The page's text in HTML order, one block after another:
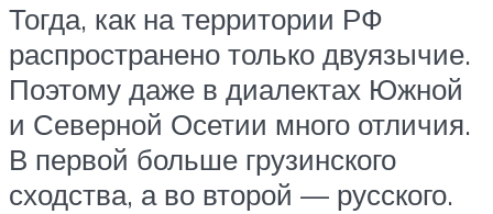
Тогда, как на территории РФ
распространено только двуязычие.
Поэтому даже в диалектах Южной
и Северной Осетии много отличия.
В первой больше грузинского
сходства, а во второй — русского.